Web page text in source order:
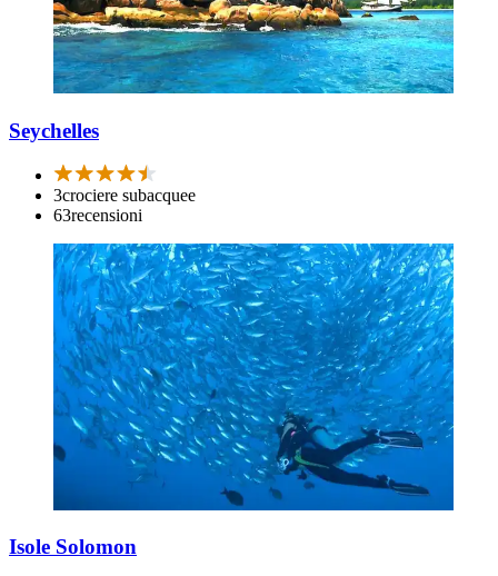
Seychelles
3crociere subacquee
63recensioni
Isole Solomon